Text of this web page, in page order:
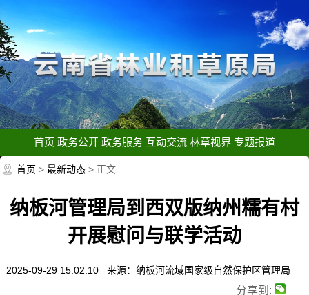
首页 政务公开 政务服务 互动交流 林草视界 专题报道
首页 >最新动态 > 正文
纳板河管理局到西双版纳州糯有村
开展慰问与联学活动
2025-09-29 15:02:10 来源：纳板河流域国家级自然保护区管理局
分享到: